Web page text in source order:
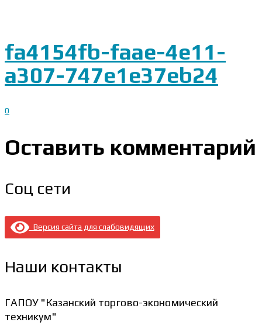
fa4154fb-faae-4e11-
a307-747e1e37eb24
0
Оставить комментарий
Соц сети
Версия сайта для слабовидящих
Наши контакты
ГАПОУ "Казанский торгово-экономический
техникум"